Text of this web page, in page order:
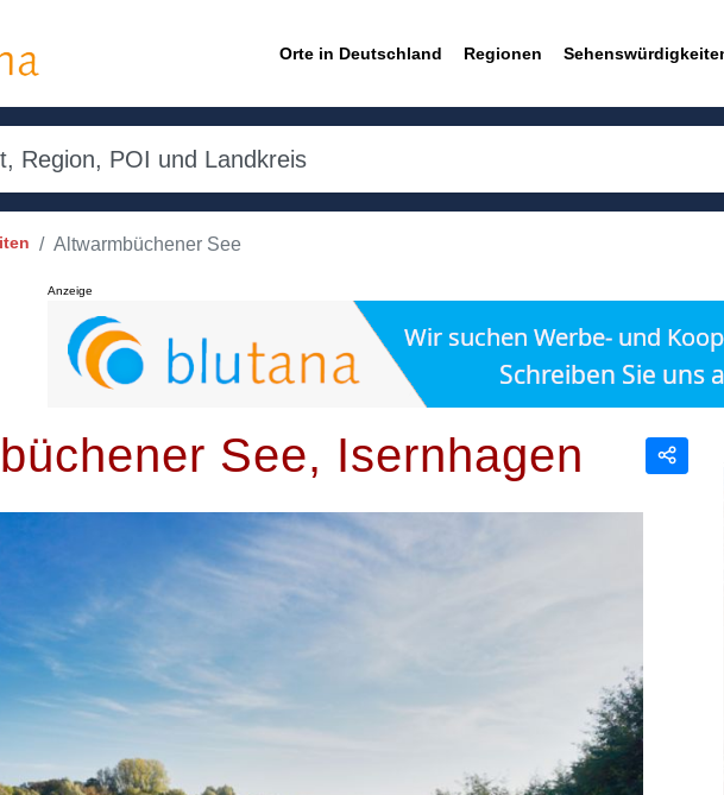
Orte in Deutschland Regionen
Altwarmbüchener See
Anzeige
See, Isernhagen Teilen